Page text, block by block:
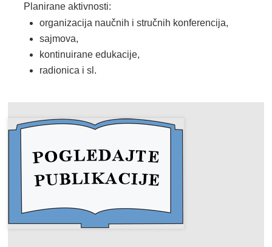
Planirane aktivnosti:
organizacija naučnih i stručnih konferencija,
sajmova,
kontinuirane edukacije,
radionica i sl.